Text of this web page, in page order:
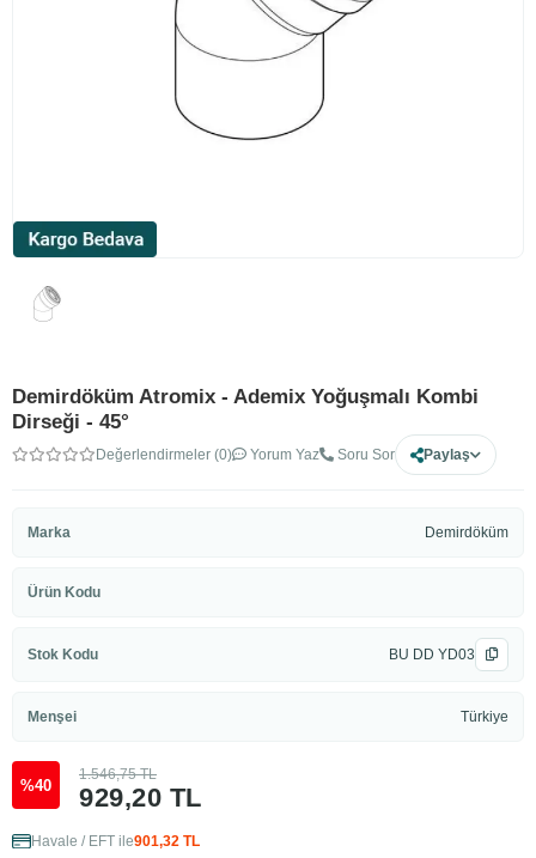
Demirdöküm Atromix - Ademix Yoğuşmalı Kombi
Dirseği - 45°
Değerlendirmeler (0) Yorum Yaz Soru Sor Paylaş
Marka Demirdöküm
Ürün Kodu
Stok Kodu BU DD YD03
Menşei Türkiye
%40 929,20 TL
1.546,75 TL
Havale / EFT ile901,32 TL